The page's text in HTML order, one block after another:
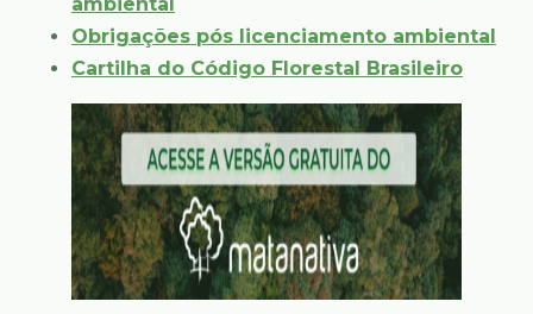
Obrigações pós licenciamento ambiental
Cartilha do Código Florestal Brasileiro